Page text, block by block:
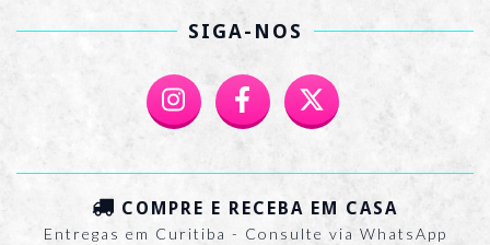
SIGA-NOS
COMPRE E RECEBA EM CASA
Entregas em Curitiba - Consulte via WhatsApp